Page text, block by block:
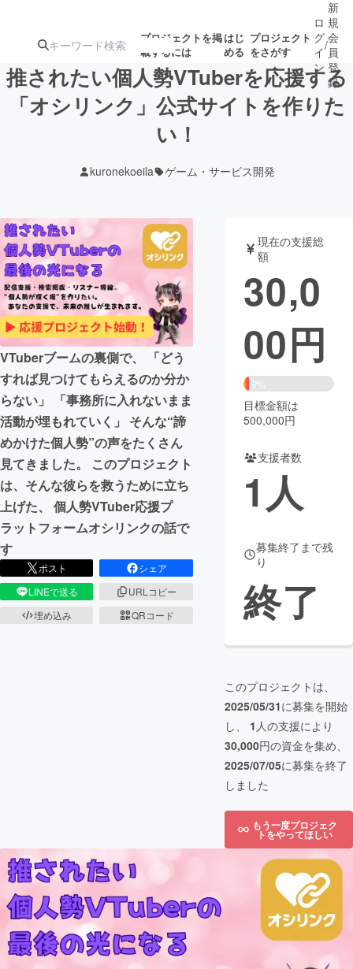
プロジェクトを掲
載するには
はじ
める
プロジェクト
をさがす
注目の新着プロ
テクノロジー・ガジェット
映像・映画 書籍・雑誌
ビジネス・起業 チャレンジ
まちづくり・地域活性化
CAMPFIRE for Social Good
CAMPFIRE Creation
CAMPFIREふるさと納税
machi-ya コミュニティ
ロ
グ
イ
ン
/
新
規
会
員
登
録
推されたい個人勢VTuberを応援する
「オシリンク」公式サイトを作りた
い！
kuronekoeila ゲーム・サービス開発
VTuberブームの裏側で、 「どう
すれば見つけてもらえるのか分か
らない」 「事務所に入れないまま
活動が埋もれていく」 そんな“諦
めかけた個人勢”の声をたくさん
見てきました。 このプロジェクト
は、そんな彼らを救うために立ち
上げた、 個人勢VTuber応援プ
ラットフォームオシリンクの話で
す
ポスト
シェア
LINEで送る
URLコピー
埋め込み
QRコード
現在の支援総
額
30,0
00円
6%
目標金額は
500,000円
支援者数
1人
募集終了まで残
り
終了
このプロジェクトは、
2025/05/31に募集を開始
し、 1 人の支援により
30,000円の資金を集め、
2025/07/05に募集を終了
しました
もう一度プロジェク
トをやってほしい